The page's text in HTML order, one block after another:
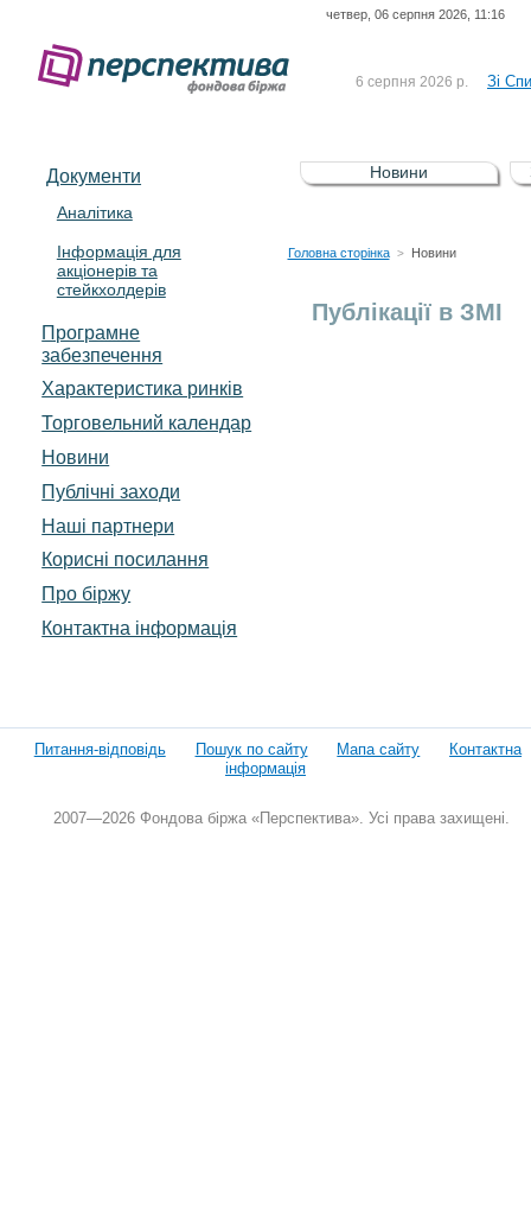
четвер, 06 серпня 2026, 11:16
6 серпня 2026 р. Зі
5 серпня 2026 р.
Зі
UA4000232607)
4 серпня 2026 р.
Документи
Аналітика
Інформація для
акціонерів та
стейкхолдерів
Програмне
забезпечення
Характеристика pинків
Торговельний календар
Новини
Публічні заходи
Наші партнери
Корисні посилання
Про біржу
Контактна інформація
Новини
Головна сторінка > Новини
Публікації в ЗМІ
Питання-відповідь Пошук по сайту Мапа сайту
Контактна
інформація
2007—2026 Фондова біржа «Перспектива». Усі права захищені.